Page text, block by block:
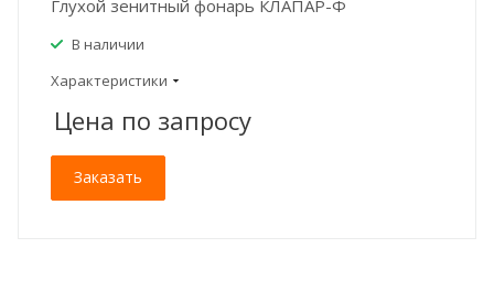
Глухой зенитный фонарь КЛАПАР-Ф
В наличии
Характеристики
Цена по запросу
Заказать